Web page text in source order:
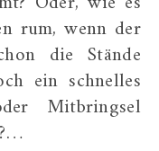
rum, wenn der
die Stände
ein schnelles
Mitbringsel